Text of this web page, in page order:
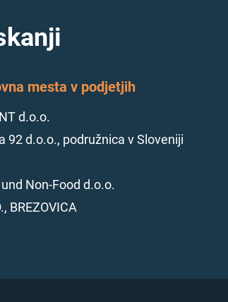
mesta v podjetjih
d.o.o.
92 d.o.o., podružnica v Sloveniji
Non-Food d.o.o.
BREZOVICA